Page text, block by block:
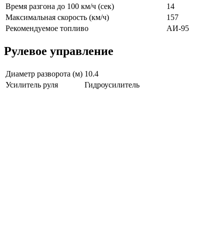
Время разгона до 100 км/ч (сек)
14
Максимальная скорость (км/ч)
157
Рекомендуемое топливо
АИ-95
Рулевое управление
Диаметр разворота (м) 10.4
Усилитель руля
Гидроусилитель